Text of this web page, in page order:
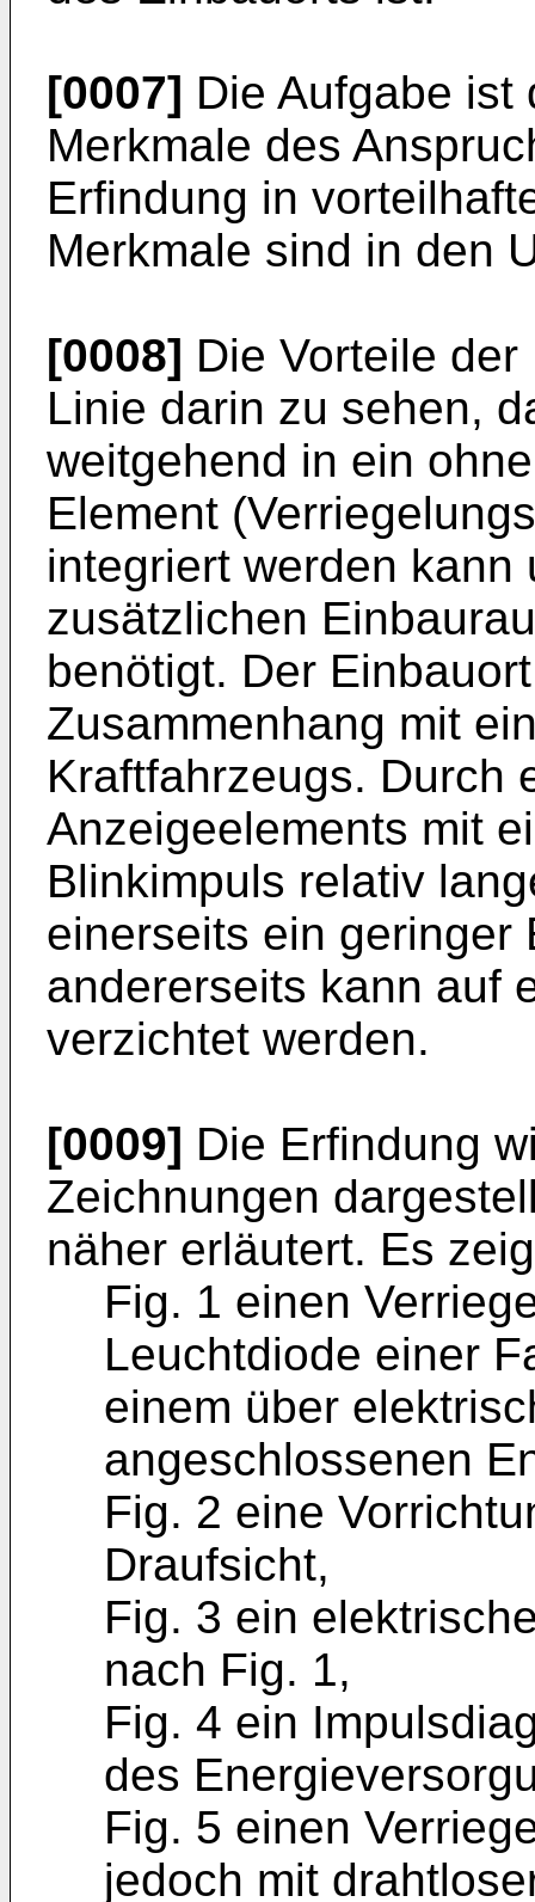
[0007] Die Aufgabe
Merkmale des
Erfindung in
Merkmale sind in den
[0008] Die Vorteile
Linie darin zu sehen,
weitgehend in ein
Element
integriert werden kann
zusätzlichen
benötigt. Der
Zusammenhang mit
Kraftfahrzeugs. Durch
Anzeigeelements mit
Blinkimpuls relativ
einerseits ein geringer
andererseits kann auf
verzichtet werden.
[0009] Die Erfindung
Zeichnungen
näher erläutert. Es
Fig. 1 einen
Leuchtdiode einer
einem über
angeschlossenen
Fig. 2 eine
Draufsicht,
Fig. 3 ein
nach Fig. 1,
Fig. 4 ein
des
Fig. 5 einen
jedoch mit